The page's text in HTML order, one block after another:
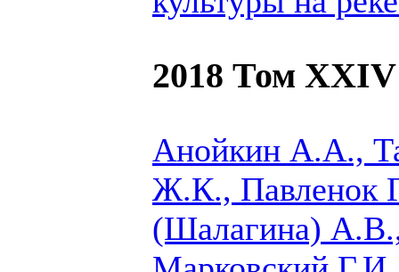
2018 Том XXIV
Анойкин А.А.,
Ж.К., Павленок
(Шалагина)